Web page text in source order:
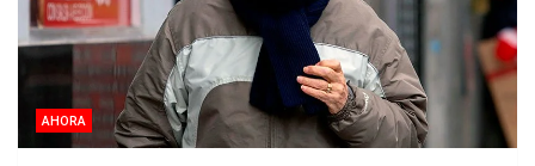
AHORA